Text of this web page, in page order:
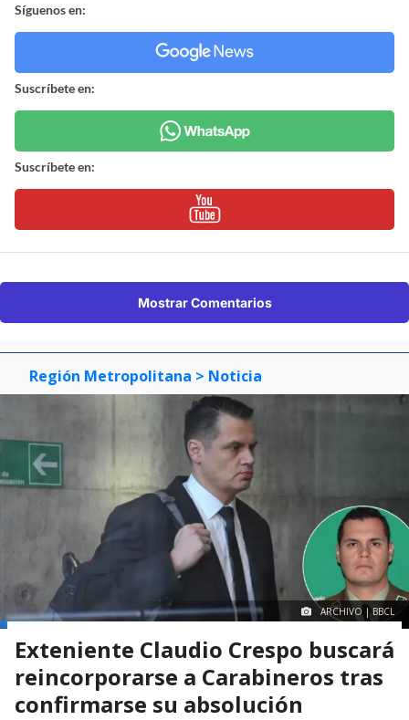
Síguenos en:
Suscríbete en:
Suscríbete en:
Mostrar Comentarios
Región Metropolitana > Noticia
ARCHIVO | BBCL
Exteniente Claudio Crespo buscará
reincorporarse a Carabineros tras
confirmarse su absolución